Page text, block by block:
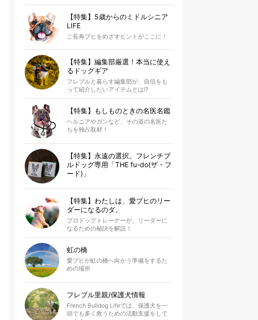
【特集】5歳からのミドルシニア
LIFE
ご長寿ブヒをめざすヒントがここに！
【特集】編集部厳選！本当に使え
るドッグギア
フレブルと暮らす編集部が、自信をも
って紹介したいアイテムとは!?
【特集】もしものときの名医名鑑
ヘルニアやガンなど、その道の名医た
ちを独占取材！
【特集】永遠の選択。フレンチブ
ルドッグ専用「THE fu-do(ザ・フ
ード)」
【特集】わたしは、愛ブヒのリー
ダーになるのダ。
プロドッグトレーナーが、リーダーに
なるための秘訣を解説！
虹の橋
愛ブヒが虹の橋へ向かう準備をするた
めの場所
フレブル里親/保護犬情報
French Bulldog Lifeでは、保護犬を一
頭でも多く救うための活動支援をして